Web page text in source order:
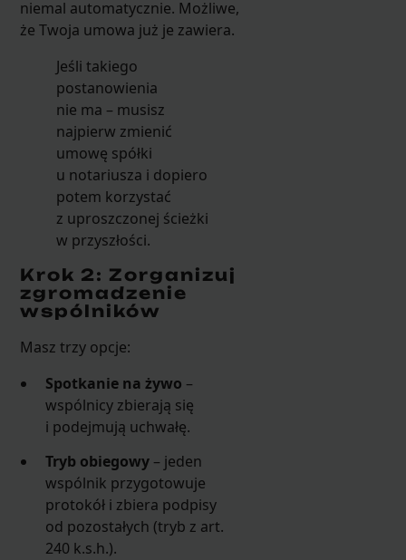
niemal automatycznie. Możliwe,
że Twoja umowa już je zawiera.
Jeśli takiego
postanowienia
nie ma – musisz
najpierw zmienić
umowę spółki
u notariusza i dopiero
potem korzystać
z uproszczonej ścieżki
w przyszłości.
Krok 2: Zorganizuj
zgromadzenie
wspólników
Masz trzy opcje:
Spotkanie na żywo –
wspólnicy zbierają się
i podejmują uchwałę.
Tryb obiegowy – jeden
wspólnik przygotowuje
protokół i zbiera podpisy
od pozostałych (tryb z art.
240 k.s.h.).